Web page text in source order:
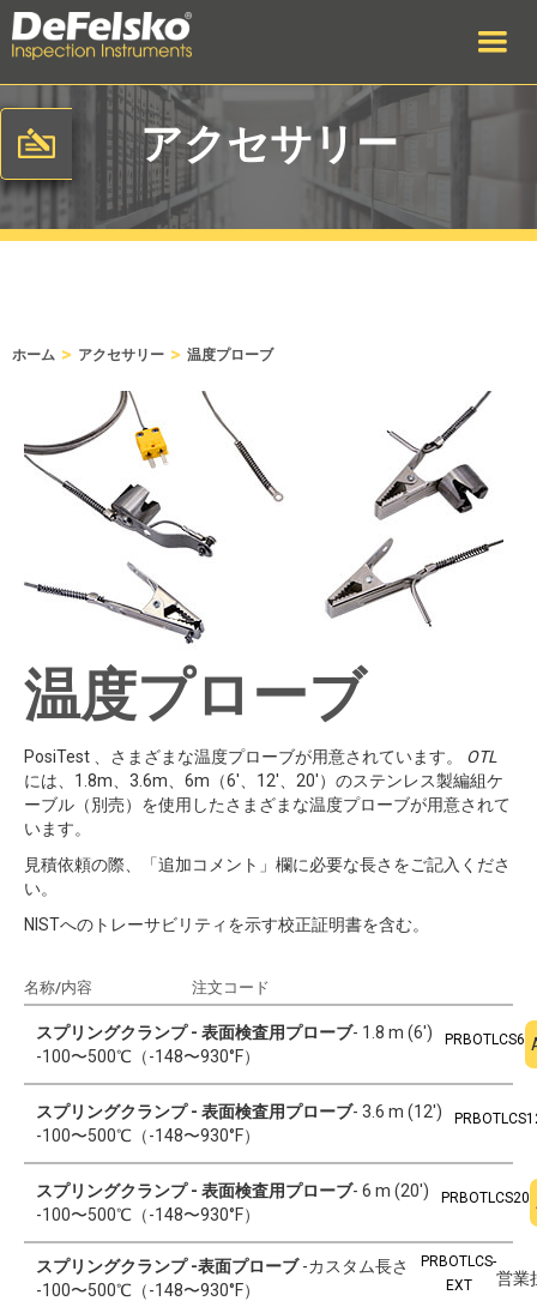
アクセサリー
ホーム > アクセサリー > 温度プローブ
温度プローブ
PosiTest 、さまざまな温度プローブが用意されています。 OTL
には、1.8m、3.6m、6m（6'、12'、20'）のステンレス製編組ケ
ーブル（別売）を使用したさまざまな温度プローブが用意されて
います。
見積依頼の際、「追加コメント」欄に必要な長さをご記入くださ
い。
NISTへのトレーサビリティを示す校正証明書を含む。
名称/内容 注文コード
スプリングクランプ - 表面検査用プローブ- 1.8 m (6')
-100〜500℃（-148〜930°F）
PRBOTLCS6
スプリングクランプ - 表面検査用プローブ- 3.6 m (12')
-100〜500℃（-148〜930°F）
スプリングクランプ - 表面検査用プローブ- 6 m (20')
-100〜500℃（-148〜930°F）
PRBOTLCS20
スプリングクランプ -表面プローブ-カスタム長さ
-100〜500℃（-148〜930°F）
PRBOTLCS-
EXT
営業